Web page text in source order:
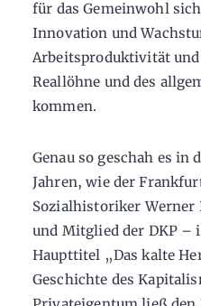
für das Gemeinwohl
Innovation und
Arbeitsproduktivität
Reallöhne und des
kommen.
Genau so geschah es
Jahren, wie der
Sozialhistoriker
und Mitglied der DKP –
Haupttitel „Das kalte
Geschichte des